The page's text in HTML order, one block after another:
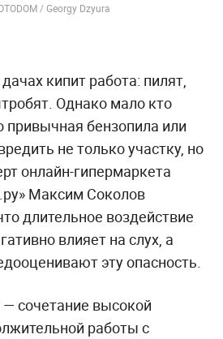
/ Georgy Dzyura
кипит работа: пилят,
Однако мало кто
привычная бензопила или
не только участку, но
онлайн-гипермаркета
Максим Соколов
длительное воздействие
влияет на слух, а
эту опасность.
сочетание высокой
работы с